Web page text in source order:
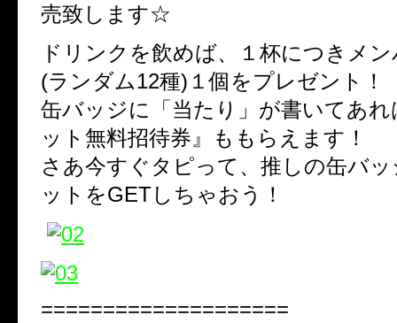
売致します☆
ドリンクを飲めば、１杯につきメ
(ランダム12種)１個をプレゼント！
缶バッジに「当たり」が書いてあ
ット無料招待券』ももらえます！
さあ今すぐタピって、推しの缶バ
ットをGETしちゃおう！
====================